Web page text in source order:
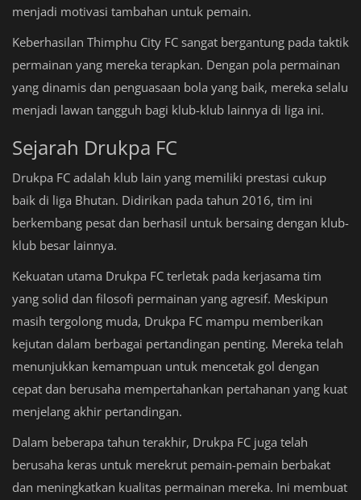
menjadi motivasi tambahan untuk pemain.
Keberhasilan Thimphu City FC sangat bergantung pada taktik
permainan yang mereka terapkan. Dengan pola permainan
yang dinamis dan penguasaan bola yang baik, mereka selalu
menjadi lawan tangguh bagi klub-klub lainnya di liga ini.
Sejarah Drukpa FC
Drukpa FC adalah klub lain yang memiliki prestasi cukup
baik di liga Bhutan. Didirikan pada tahun 2016, tim ini
berkembang pesat dan berhasil untuk bersaing dengan klub-
klub besar lainnya.
Kekuatan utama Drukpa FC terletak pada kerjasama tim
yang solid dan filosofi permainan yang agresif. Meskipun
masih tergolong muda, Drukpa FC mampu memberikan
kejutan dalam berbagai pertandingan penting. Mereka telah
menunjukkan kemampuan untuk mencetak gol dengan
cepat dan berusaha mempertahankan pertahanan yang kuat
menjelang akhir pertandingan.
Dalam beberapa tahun terakhir, Drukpa FC juga telah
berusaha keras untuk merekrut pemain-pemain berbakat
dan meningkatkan kualitas permainan mereka. Ini membuat